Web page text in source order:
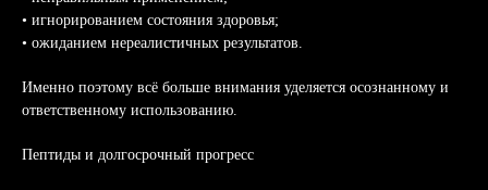
Написать
• игнорированием состояния здоровья;
• ожиданием нереалистичных результатов.
Именно поэтому всё больше внимания уделяется осознанному и
ответственному использованию.
Пептиды и долгосрочный прогресс